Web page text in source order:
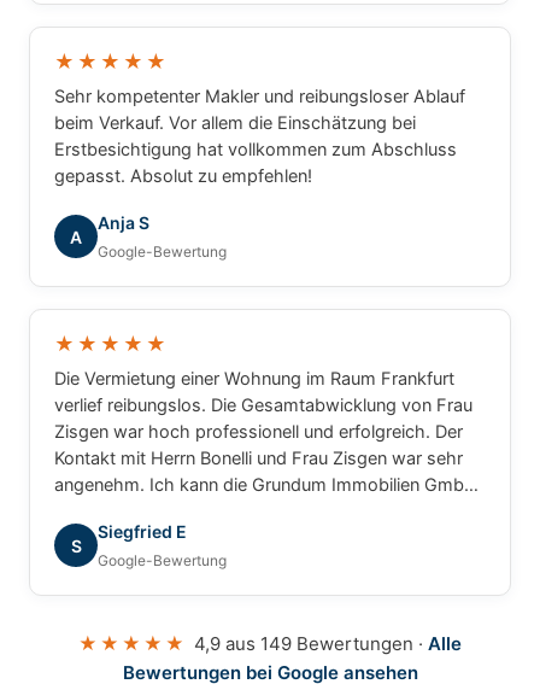
★★★★★
Sehr kompetenter Makler und reibungsloser Ablauf
beim Verkauf. Vor allem die Einschätzung bei
Erstbesichtigung hat vollkommen zum Abschluss
gepasst. Absolut zu empfehlen!
A
Anja S
Google-Bewertung
★★★★★
Die Vermietung einer Wohnung im Raum Frankfurt
verlief reibungslos. Die Gesamtabwicklung von Frau
Zisgen war hoch professionell und erfolgreich. Der
Kontakt mit Herrn Bonelli und Frau Zisgen war sehr
angenehm. Ich kann die Grundum Immobilien GmbH
S
Siegfried E
Google-Bewertung
★★★★★ 4,9 aus 149 Bewertungen · Alle
Bewertungen bei Google ansehen